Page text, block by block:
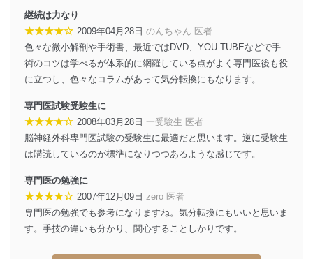
個人情報保護マネジメントシステムの継続的改善
当社は、内部監査及びマネジメントレビューの機会を通
じて、個人情報保護マネジメントシステムを継続的に改
貴殿の個人情報及び当社の個人情報保護マネジメントシ
ステムに関するご相談及び苦情については以下までご連
絡ください。
適切、かつ迅速に対応させていただきます。
係
TEL：0570-200-223
FAX：03-5459-7073
継続は力なり
★★★★☆ 2009年04月28日 のんちゃん 医者
色々な微小解剖や手術書、最近ではDVD、YOU TUBEなどで手
術のコツは学べるが体系的に網羅している点がよく専門医後も役
に立つし、色々なコラムがあって気分転換にもなります。
専門医試験受験生に
★★★★☆ 2008年03月28日 一受験生 医者
脳神経外科専門医試験の受験生に最適だと思います。逆に受験生
は購読しているのが標準になりつつあるような感じです。
専門医の勉強に
★★★★☆ 2007年12月09日 zero 医者
専門医の勉強でも参考になりますね。気分転換にもいいと思いま
す。手技の違いも分かり、関心することしかりです。